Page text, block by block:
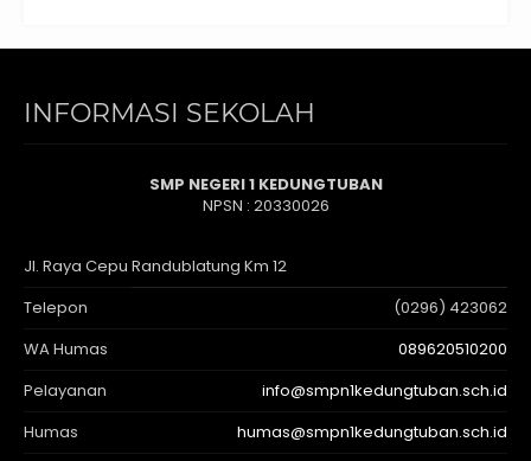
INFORMASI SEKOLAH
SMP NEGERI 1 KEDUNGTUBAN
NPSN : 20330026
Jl. Raya Cepu Randublatung Km 12
Telepon
(0296) 423062
WA Humas
089620510200
Pelayanan
info@smpn1kedungtuban.sch.id
Humas
humas@smpn1kedungtuban.sch.id